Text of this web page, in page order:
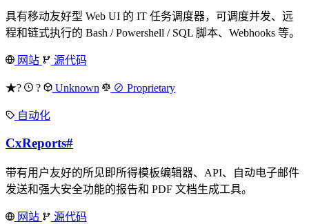
具有移动友好型 Web UI 的 IT 任务调度器，可调度并发、远
程和链式执行的 Bash / Powershell / SQL 脚本、Webhooks 等。
网站 源代码
★? ? Unknown ⊘ Proprietary
自动化
CxReports#
带有用户友好的所见即所得模板编辑器、API、自动电子邮件
发送和强大安全功能的报告和 PDF 文档生成工具。
网站 源代码